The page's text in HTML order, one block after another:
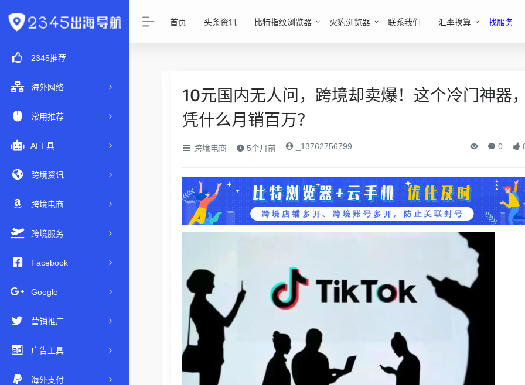
2345推荐
海外网络
常用推荐
AI工具
跨境资讯
跨境电商
跨境服务
Facebook
Google
营销推广
广告工具
海外支付
首页 头条资讯 比特指纹浏览器 火豹浏览器 联系我们 汇率换算 找服务
10元国内无人问，跨境却卖爆！这个冷门神器
凭什么月销百万？
跨境电商 5个月前 _13762756799 0